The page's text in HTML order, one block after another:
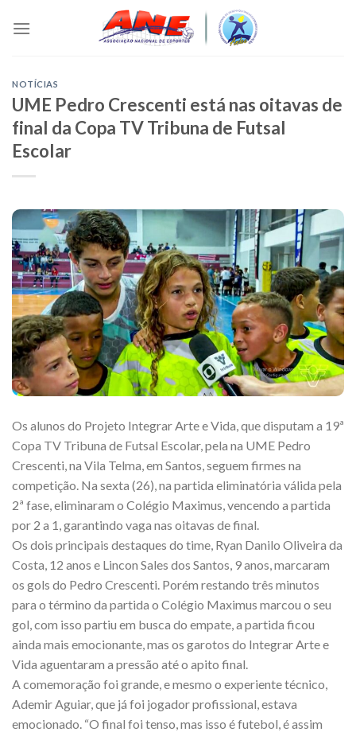
NOTÍCIAS
UME Pedro Crescenti está nas oitavas de
final da Copa TV Tribuna de Futsal
Escolar
Os alunos do Projeto Integrar Arte e Vida, que disputam a 19ª
Copa TV Tribuna de Futsal Escolar, pela na UME Pedro
Crescenti, na Vila Telma, em Santos, seguem firmes na
competição. Na sexta (26), na partida eliminatória válida pela
2ª fase, eliminaram o Colégio Maximus, vencendo a partida
por 2 a 1, garantindo vaga nas oitavas de final.
Os dois principais destaques do time, Ryan Danilo Oliveira da
Costa, 12 anos e Lincon Sales dos Santos, 9 anos, marcaram
os gols do Pedro Crescenti. Porém restando três minutos
para o término da partida o Colégio Maximus marcou o seu
gol, com isso partiu em busca do empate, a partida ficou
ainda mais emocionante, mas os garotos do Integrar Arte e
Vida aguentaram a pressão até o apito final.
A comemoração foi grande, e mesmo o experiente técnico,
Ademir Aguiar, que já foi jogador profissional, estava
emocionado. “O final foi tenso, mas isso é futebol, é assim